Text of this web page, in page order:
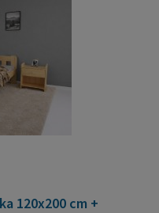
120x200 cm +